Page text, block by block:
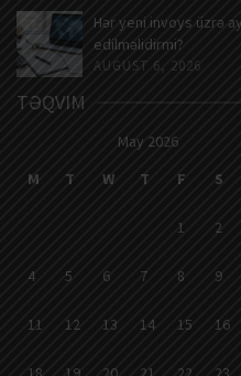
Hər yeni invoys üzrə
edilməlidirmi?
AUGUST 6, 2026
TƏQVIM
May 2026
M
T W T F S
1 2
4 5 6 7 8 9
11 12 13 14 15 16